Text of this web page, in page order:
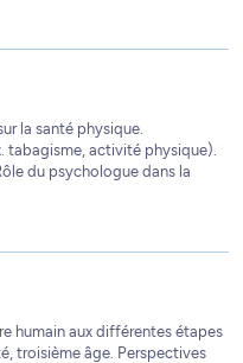
la santé physique.
activité physique).
du psychologue dans la
humain aux différentes étapes
troisième âge. Perspectives